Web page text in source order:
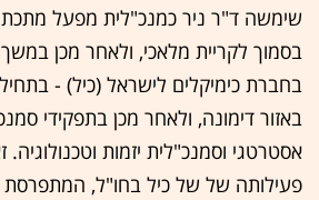
שימשה ד"ר ניר כמנכ"לית מפעל
בסמוך לקריית מלאכי, ולאחר מכן
בחברת כימיקלים לישראל (כיל) -
באזור דימונה, ולאחר מכן בתפקידי
אסטרטגי וסמנכ"לית יזמות